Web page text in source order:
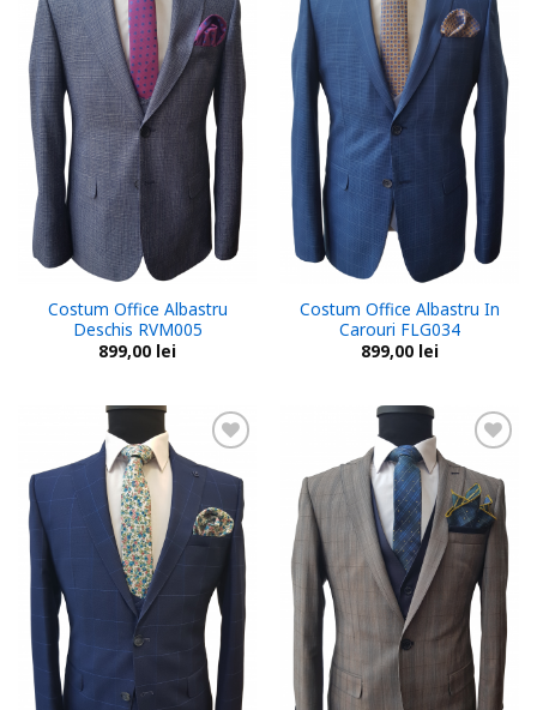
Costum Office Albastru
Deschis RVM005
899,00 lei
Costum Office Albastru In
Carouri FLG034
899,00 lei
Add to
wishlist
Add to
wishlist